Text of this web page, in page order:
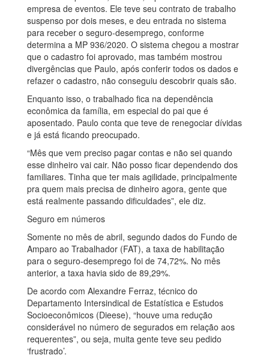
empresa de eventos. Ele teve seu contrato de trabalho
suspenso por dois meses, e deu entrada no sistema
para receber o seguro-desemprego, conforme
determina a MP 936/2020. O sistema chegou a mostrar
que o cadastro foi aprovado, mas também mostrou
divergências que Paulo, após conferir todos os dados e
refazer o cadastro, não conseguiu descobrir quais são.
Enquanto isso, o trabalhado fica na dependência
econômica da família, em especial do pai que é
aposentado. Paulo conta que teve de renegociar dívidas
e já está ficando preocupado.
“Mês que vem preciso pagar contas e não sei quando
esse dinheiro vai cair. Não posso ficar dependendo dos
familiares. Tinha que ter mais agilidade, principalmente
pra quem mais precisa de dinheiro agora, gente que
está realmente passando dificuldades”, ele diz.
Seguro em números
Somente no mês de abril, segundo dados do Fundo de
Amparo ao Trabalhador (FAT), a taxa de habilitação
para o seguro-desemprego foi de 74,72%. No mês
anterior, a taxa havia sido de 89,29%.
De acordo com Alexandre Ferraz, técnico do
Departamento Intersindical de Estatística e Estudos
Socioeconômicos (Dieese), “houve uma redução
considerável no número de segurados em relação aos
requerentes”, ou seja, muita gente teve seu pedido
‘frustrado’.